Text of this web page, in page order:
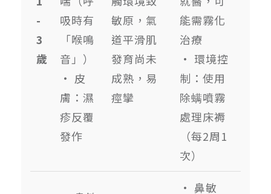
-
3
歲
吸時有
「喉鳴
音」）
• 皮
膚：濕
疹反覆
發作
敏原，氣
道平滑肌
發育尚未
成熟，易
痙攣
能需霧化
治療
• 環境控
制：使用
除螨噴霧
處理床褥
（每2周1
次）
• 鼻敏